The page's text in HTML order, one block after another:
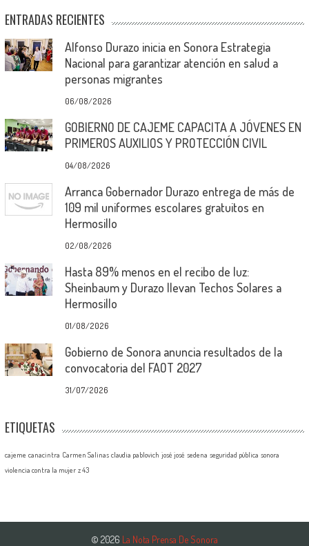
ENTRADAS RECIENTES
Alfonso Durazo inicia en Sonora Estrategia
Nacional para garantizar atención en salud a
personas migrantes
06/08/2026
GOBIERNO DE CAJEME CAPACITA A JÓVENES EN
PRIMEROS AUXILIOS Y PROTECCIÓN CIVIL
04/08/2026
Arranca Gobernador Durazo entrega de más de
109 mil uniformes escolares gratuitos en
Hermosillo
02/08/2026
Hasta 89% menos en el recibo de luz:
Sheinbaum y Durazo llevan Techos Solares a
Hermosillo
01/08/2026
Gobierno de Sonora anuncia resultados de la
convocatoria del FAOT 2027
31/07/2026
ETIQUETAS
cajeme canacintra Carmen Salinas claudia pablovich josé josé sedena seguridad pública sonora
violencia contra la mujer z 43
© 2026 La Nota Prensa De Sonora